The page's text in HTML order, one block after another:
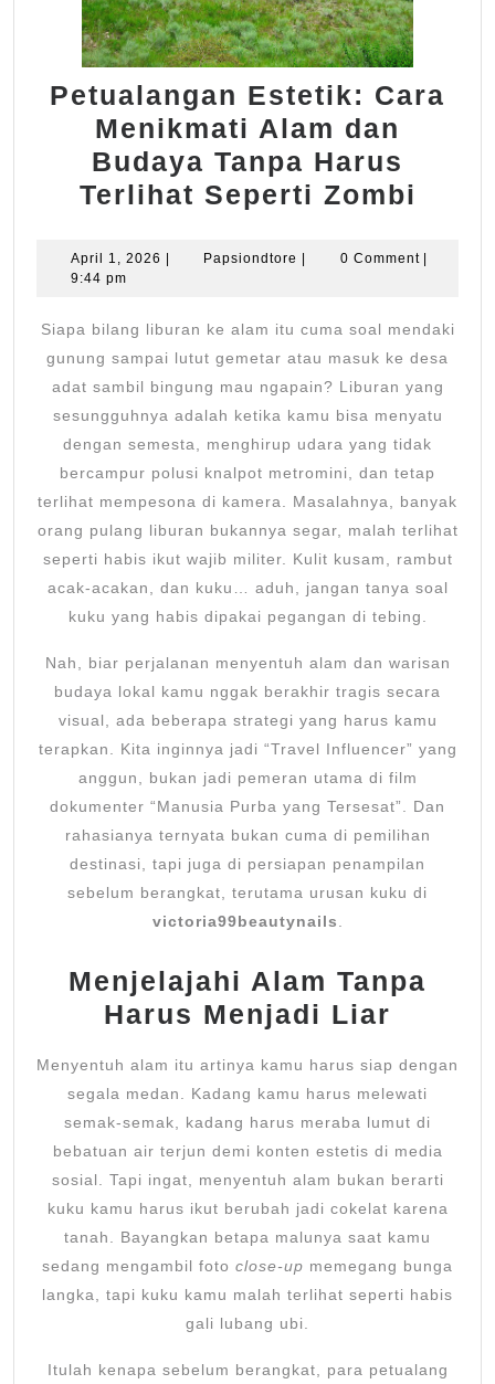
Petualangan Estetik: Cara
Menikmati Alam dan
Budaya Tanpa Harus
Terlihat Seperti Zombi
Cara
Alam
dan
April 1, 2026 April
Papsiondtore Papsiondtore
0 Comment
9:44 pm
Siapa bilang liburan ke alam itu cuma soal mendaki
gunung sampai lutut gemetar atau masuk ke desa
adat sambil bingung mau ngapain? Liburan yang
sesungguhnya adalah ketika kamu bisa menyatu
dengan semesta, menghirup udara yang tidak
bercampur polusi knalpot metromini, dan tetap
terlihat mempesona di kamera. Masalahnya, banyak
orang pulang liburan bukannya segar, malah terlihat
seperti habis ikut wajib militer. Kulit kusam, rambut
acak-acakan, dan kuku… aduh, jangan tanya soal
kuku yang habis dipakai pegangan di tebing.
Nah, biar perjalanan menyentuh alam dan warisan
budaya lokal kamu nggak berakhir tragis secara
visual, ada beberapa strategi yang harus kamu
terapkan. Kita inginnya jadi “Travel Influencer” yang
anggun, bukan jadi pemeran utama di film
dokumenter “Manusia Purba yang Tersesat”. Dan
rahasianya ternyata bukan cuma di pemilihan
destinasi, tapi juga di persiapan penampilan
sebelum berangkat, terutama urusan kuku di
victoria99beautynails.
Menjelajahi Alam Tanpa
Harus Menjadi Liar
Menyentuh alam itu artinya kamu harus siap dengan
segala medan. Kadang kamu harus melewati
semak-semak, kadang harus meraba lumut di
bebatuan air terjun demi konten estetis di media
sosial. Tapi ingat, menyentuh alam bukan berarti
kuku kamu harus ikut berubah jadi cokelat karena
tanah. Bayangkan betapa malunya saat kamu
sedang mengambil foto close-up memegang bunga
langka, tapi kuku kamu malah terlihat seperti habis
gali lubang ubi.
Itulah kenapa sebelum berangkat, para petualang